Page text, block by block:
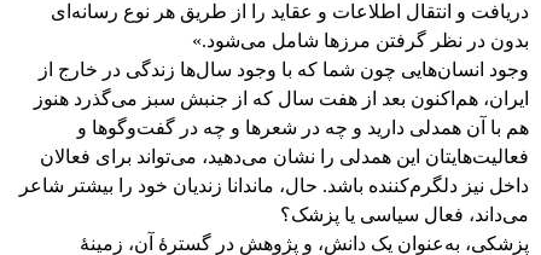
دریافت و انتقال اطلاعات و عقاید را از طریق هر نوع رسانه‌‌ای
بدون در نظر گرفتن مرزها شامل می‌شود.»
وجود انسان‌هایی چون شما که با وجود سال‌ها زندگی‌ در خارج از
ایران، هم‌اکنون بعد از هفت سال که از جنبش سبز می‌گذرد هنوز
هم با آن همدلی دارید و چه در شعرها و چه در گفت‌وگوها و
فعالیت‌هایتان این همدلی را نشان می‌دهید، می‌تواند برای فعالان
داخل نیز دلگرم‌کننده باشد. حال، ماندانا زندیان خود را بیشتر شاعر
می‌داند، فعال سیاسی یا پزشک؟
پزشکی، به‌عنوان یک دانش، و پژوهش در گسترۀ آن، زمینۀ